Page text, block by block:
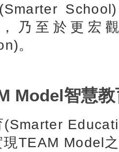
乃至於更宏
。
Model智慧
(Smarter
現TEAM Model